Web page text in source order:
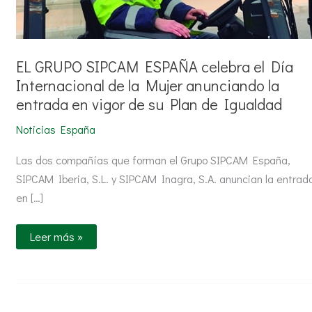
EL GRUPO SIPCAM ESPAÑA celebra el Día
Internacional de la Mujer anunciando la
entrada en vigor de su Plan de Igualdad
Noticias España
Las dos compañías que forman el Grupo SIPCAM España,
SIPCAM Iberia, S.L. y SIPCAM Inagra, S.A. anuncian la
en […]
vigor
de
Igualdad
Leer más »